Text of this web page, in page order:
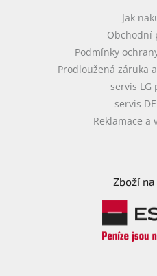
Jak
Obchodní
Podmínky
Prodloužená záruka
servis LG
servis
Reklamace a
Zboží